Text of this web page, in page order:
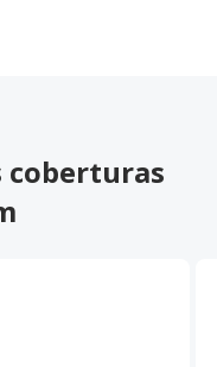
coberturas